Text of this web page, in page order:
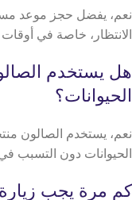
نعم، يفضل حجز موعد
الانتظار، خاصة في أوقات
هل يستخدم
الحيوانات؟
نعم، يستخدم الصالون
الحيوانات دون التسبب
كم مرة يجب